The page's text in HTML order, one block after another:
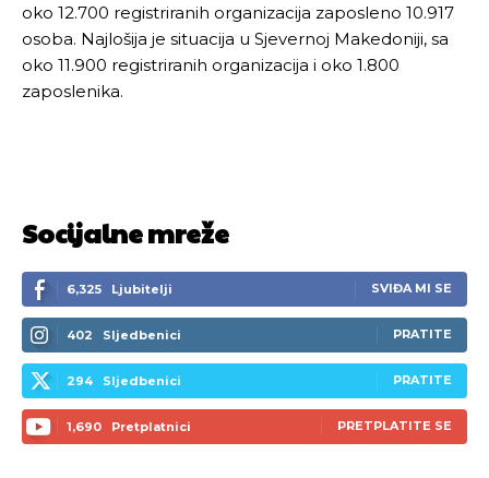
oko 12.700 registriranih organizacija zaposleno 10.917
osoba. Najlošija je situacija u Sjevernoj Makedoniji, sa
oko 11.900 registriranih organizacija i oko 1.800
zaposlenika.
Socijalne mreže
6,325 Ljubitelji SVIĐA MI SE
402 Sljedbenici PRATITE
294 Sljedbenici PRATITE
1,690 Pretplatnici PRETPLATITE SE